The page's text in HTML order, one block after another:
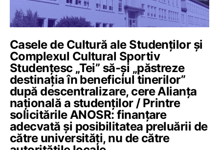
Casele de Cultură ale Studenților și
Complexul Cultural Sportiv
Studențesc „Tei” să-și „păstreze
destinația în beneficiul tinerilor”
după descentralizare, cere Alianța
națională a studenților / Printre
solicitările ANOSR: finanțare
adecvată și posibilitatea preluării de
către universități, nu de către